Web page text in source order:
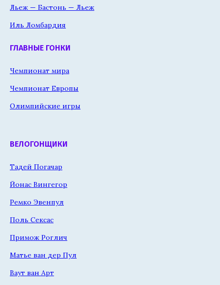
Льеж — Бастонь — Льеж
Иль Ломбардия
ГЛАВНЫЕ ГОНКИ
Чемпионат мира
Чемпионат Европы
Олимпийские игры
ВЕЛОГОНЩИКИ
Тадей Погачар
Йонас Вингегор
Ремко Эвенпул
Поль Сексас
Примож Роглич
Матье ван дер Пул
Ваут ван Арт